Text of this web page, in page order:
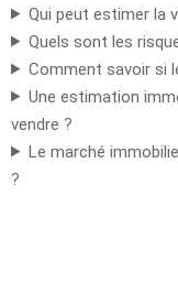
Qui peut estimer la
Quels sont les
Comment savoir si
Une estimation
vendre ?
Le marché
?